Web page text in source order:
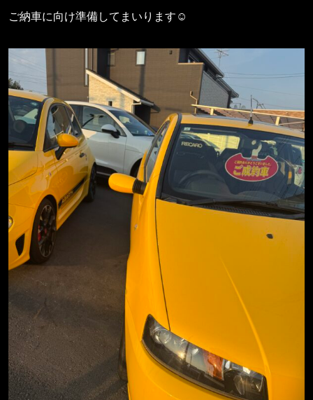
ご納車に向け準備してまいります☺